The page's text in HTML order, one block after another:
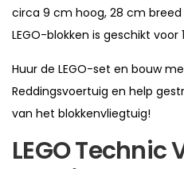
circa 9 cm hoog, 28 cm
LEGO-blokken is geschikt voor
Huur de LEGO-set en bouw
Reddingsvoertuig en help
van het blokkenvliegtuig!
LEGO Technic